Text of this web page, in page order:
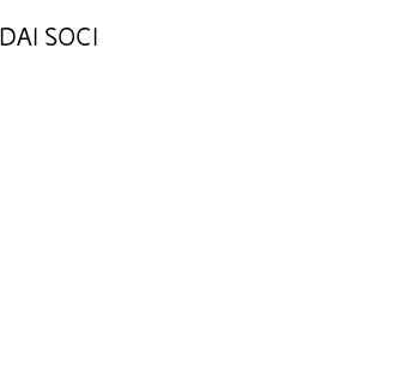
DAI SOCI